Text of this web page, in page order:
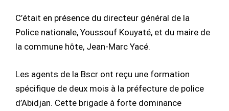
C’était en présence du directeur général de la
Police nationale, Youssouf Kouyaté, et du maire de
la commune hôte, Jean-Marc Yacé.
Les agents de la Bscr ont reçu une formation
spécifique de deux mois à la préfecture de police
d’Abidjan. Cette brigade à forte dominance